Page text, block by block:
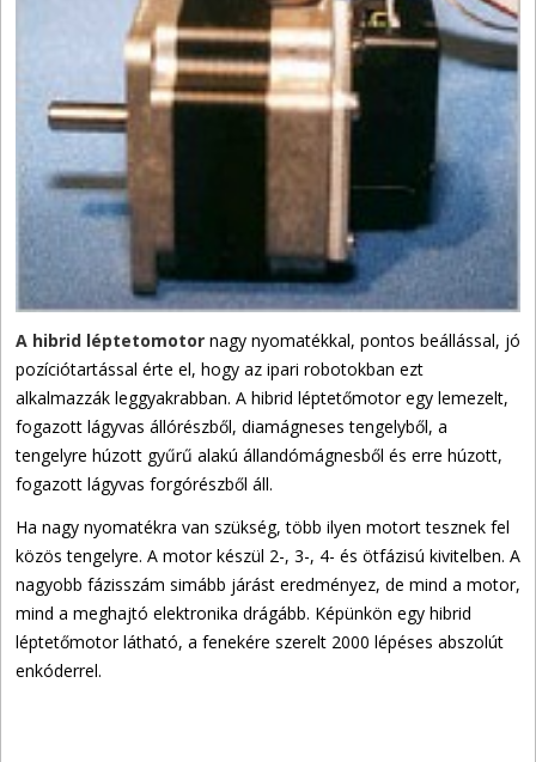
A hibrid léptetomotor nagy nyomatékkal, pontos beállással, jó
pozíciótartással érte el, hogy az ipari robotokban ezt
alkalmazzák leggyakrabban. A hibrid léptetőmotor egy lemezelt,
fogazott lágyvas állórészből, diamágneses tengelyből, a
tengelyre húzott gyűrű alakú állandómágnesből és erre húzott,
fogazott lágyvas forgórészből áll.
Ha nagy nyomatékra van szükség, több ilyen motort tesznek fel
közös tengelyre. A motor készül 2-, 3-, 4- és ötfázisú kivitelben. A
nagyobb fázisszám simább járást eredményez, de mind a motor,
mind a meghajtó elektronika drágább. Képünkön egy hibrid
léptetőmotor látható, a fenekére szerelt 2000 lépéses abszolút
enkóderrel.